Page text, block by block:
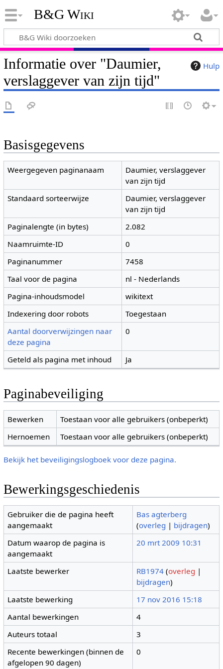
B&G Wiki
Hulp
Informatie over "Daumier,
verslaggever van zijn tijd"
Basisgegevens
Weergegeven paginanaam
Daumier, verslaggever
van zijn tijd
Standaard sorteerwijze
Daumier, verslaggever
van zijn tijd
Paginalengte (in bytes)
2.082
Naamruimte-ID
0
Paginanummer
7458
Taal voor de pagina
nl - Nederlands
Pagina-inhoudsmodel
wikitext
Indexering door robots
Toegestaan
Aantal doorverwijzingen naar
deze pagina
0
Geteld als pagina met inhoud Ja
Paginabeveiliging
Bewerken
Toestaan voor alle gebruikers (onbeperkt)
Hernoemen
Toestaan voor alle gebruikers (onbeperkt)
Bekijk het beveiligingslogboek voor deze pagina.
Bewerkingsgeschiedenis
Gebruiker die de pagina heeft
aangemaakt
Bas agterberg
(overleg | bijdragen)
Datum waarop de pagina is
aangemaakt
20 mrt 2009 10:31
Laatste bewerker RB1974 (overleg |
bijdragen)
Laatste bewerking
17 nov 2016 15:18
Aantal bewerkingen
4
Auteurs totaal
3
Recente bewerkingen (binnen de
afgelopen 90 dagen)
0